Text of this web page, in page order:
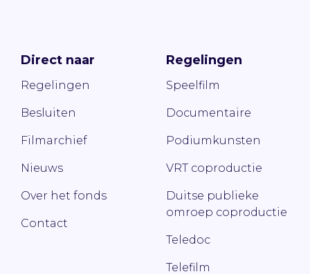
Direct naar
Regelingen
Besluiten
Filmarchief
Nieuws
Over het fonds
Contact
Regelingen
Speelfilm
Documentaire
Podiumkunsten
VRT coproductie
Duitse publieke
omroep coproductie
Teledoc
Telefilm